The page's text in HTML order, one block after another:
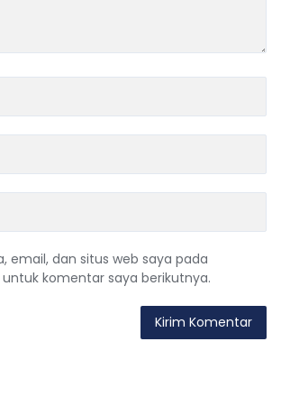
email, dan situs web saya pada
komentar saya berikutnya.